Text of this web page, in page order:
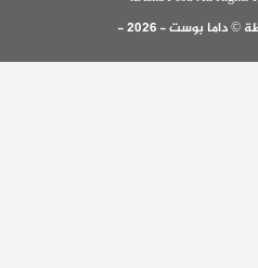
بوست - 2026 -